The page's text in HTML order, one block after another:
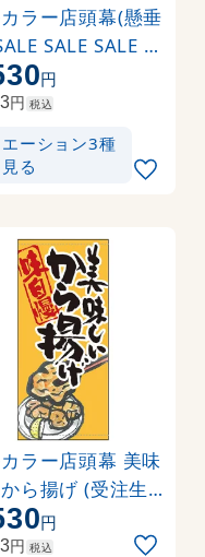
ラー店頭幕(懸垂
SALE SALE 素
ジ (69549)
円
円 税込
ーション3種
る
ラー店頭幕 美味
ら揚げ (受注生
素材:ポンジ (632
円
円 税込